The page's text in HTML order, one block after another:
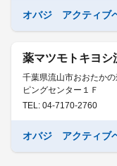
オバジ アクティブ
薬マツモトキヨシ
千葉県流山市おおたか
ピングセンター１Ｆ
TEL: 04-7170-2760
オバジ アクティブ